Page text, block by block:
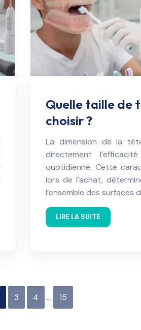
Quelle taille de
choisir ?
La dimension de la
directement
quotidienne. Cette
lors de l’achat,
l’ensemble des surfaces
LIRE LA SUITE
3 4 … 15